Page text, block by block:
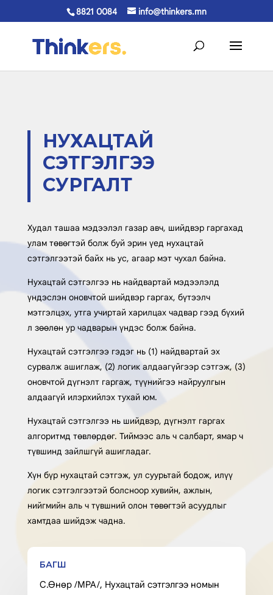
8821 0084 info@thinkers.mn
НУХАЦТАЙ
СЭТГЭЛГЭЭ
СУРГАЛТ
Худал ташаа мэдээлэл газар авч, шийдвэр гаргахад
улам төвөгтэй болж буй эрин үед нухацтай
сэтгэлгээтэй байх нь ус, агаар мэт чухал байна.
Нухацтай сэтгэлгээ нь найдвартай мэдээлэлд
үндэслэн оновчтой шийдвэр гаргах, бүтээлч
мэтгэлцэх, утга учиртай харилцах чадвар гээд бүхий
л зөөлөн ур чадварын үндэс болж байна.
Нухацтай сэтгэлгээ гэдэг нь (1) найдвартай эх
сурвалж ашиглаж, (2) логик алдаагүйгээр сэтгэж, (3)
оновчтой дүгнэлт гаргаж, түүнийгээ найруулгын
алдаагүй илэрхийлэх тухай юм.
Нухацтай сэтгэлгээ нь шийдвэр, дүгнэлт гаргах
алгоритмд төвлөрдөг. Тиймээс аль ч салбарт, ямар ч
түвшинд зайлшгүй ашигладаг.
Хүн бүр нухацтай сэтгэж, ул суурьтай бодож, илүү
логик сэтгэлгээтэй болсноор хувийн, ажлын,
нийгмийн аль ч түвшний олон төвөгтэй асуудлыг
хамтдаа шийдэж чадна.
БАГШ
С.Өнөр /MPA/, Нухацтай сэтгэлгээ номын